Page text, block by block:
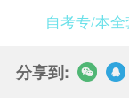
自考专/本
分享到: